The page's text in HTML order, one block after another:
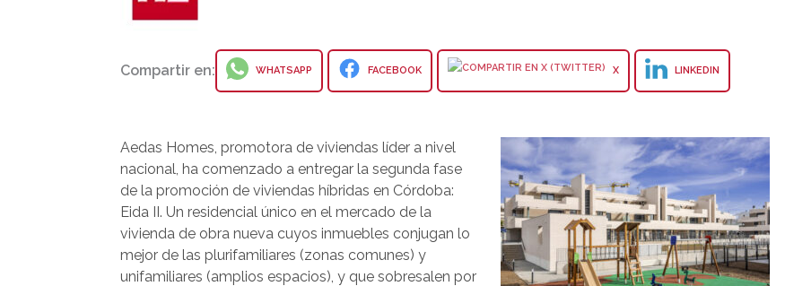
Compartir en: WHATSAPP FACEBOOK X LINKEDIN
Aedas Homes, promotora de viviendas líder a nivel
nacional, ha comenzado a entregar la segunda fase
de la promoción de viviendas híbridas en Córdoba:
Eida II. Un residencial único en el mercado de la
vivienda de obra nueva cuyos inmuebles conjugan lo
mejor de las plurifamiliares (zonas comunes) y
unifamiliares (amplios espacios), y que sobresalen por